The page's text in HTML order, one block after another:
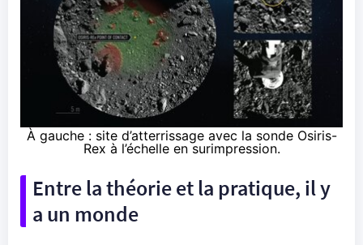
À gauche : site d’atterrissage avec la sonde Osiris-
Rex à l’échelle en surimpression.
Entre la théorie et la pratique, il y
a un monde